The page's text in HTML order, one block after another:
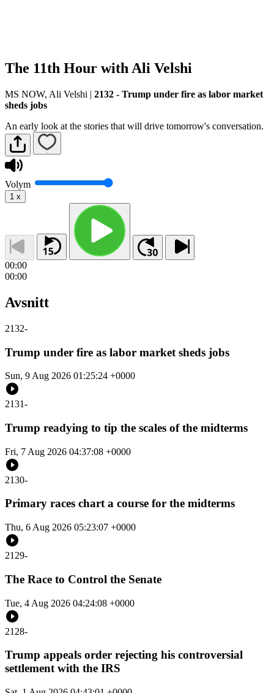
The 11th Hour with Ali Velshi
MS NOW, Ali Velshi | 2132 - Trump under fire as labor market
sheds jobs
An early look at the stories that will drive tomorrow's conversation.
Volym
1 x
00:00
00:00
Avsnitt
2132-
Trump under fire as labor market sheds jobs
Sun, 9 Aug 2026 01:25:24 +0000
2131-
Trump readying to tip the scales of the midterms
Fri, 7 Aug 2026 04:37:08 +0000
2130-
Primary races chart a course for the midterms
Thu, 6 Aug 2026 05:23:07 +0000
2129-
The Race to Control the Senate
Tue, 4 Aug 2026 04:24:08 +0000
2128-
Trump appeals order rejecting his controversial
settlement with the IRS